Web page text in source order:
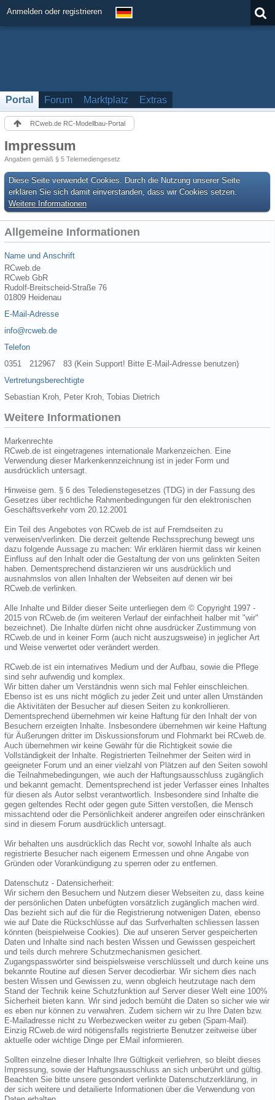
Anmelden oder registrieren
Portal Forum Marktplatz Extras
RCweb.de RC-Modellbau-Portal
Impressum
Angaben gemäß § 5 Telemediengesetz
Diese Seite verwendet Cookies. Durch die Nutzung unserer Seite
erklären Sie sich damit einverstanden, dass wir Cookies setzen.
Weitere Informationen
Allgemeine Informationen
Name und Anschrift
RCweb.de
RCweb GbR
Rudolf-Breitscheid-Straße 76
01809 Heidenau
E-Mail-Adresse
info@rcweb.de
Telefon
0351 212967 83 (Kein Support! Bitte E-Mail-Adresse benutzen)
Vertretungsberechtigte
Sebastian Kroh, Peter Kroh, Tobias Dietrich
Weitere Informationen
Markenrechte
RCweb.de ist eingetragenes internationale Markenzeichen. Eine
Verwendung dieser Markenkennzeichnung ist in jeder Form und
ausdrücklich untersagt.
Hinweise gem. § 6 des Teledienstegesetzes (TDG) in der Fassung des
Gesetzes über rechtliche Rahmenbedingungen für den elektronischen
Geschäftsverkehr vom 20.12.2001
Ein Teil des Angebotes von RCweb.de ist auf Fremdseiten zu
verweisen/verlinken. Die derzeit geltende Rechssprechung bewegt uns
dazu folgende Aussage zu machen: Wir erklären hiermit dass wir keinen
Einfluss auf den Inhalt oder die Gestaltung der von uns gelinkten Seiten
haben. Dementsprechend distanzieren wir uns ausdrücklich und
ausnahmslos von allen Inhalten der Webseiten auf denen wir bei
RCweb.de verlinken.
Alle Inhalte und Bilder dieser Seite unterliegen dem © Copyright 1997 -
2015 von RCweb.de (im weiteren Verlauf der einfachheit halber mit "wir"
bezeichnet). Die Inhalte dürfen nicht ohne ausdrücker Zustimmung von
RCweb.de und in keiner Form (auch nicht auszugsweise) in jeglicher Art
und Weise verwertet oder verändert werden.
RCweb.de ist ein internatives Medium und der Aufbau, sowie die Pflege
sind sehr aufwendig und komplex.
Wir bitten daher um Verständnis wenn sich mal Fehler einschleichen.
Ebenso ist es uns nicht möglich zu jeder Zeit und unter allen Umständen
die Aktivitäten der Besucher auf diesen Seiten zu konkrollieren.
Dementsprechend übernehmen wir keine Haftung für den Inhalt der von
Besuchern erzeigten Inhalte. Insbesondere übernehmen wir keine Haftung
für Äußerungen dritter im Diskussionsforum und Flohmarkt bei RCweb.de.
Auch übernehmen wir keine Gewähr für die Richtigkeit sowie die
Vollständigkeit der Inhalte. Registrierten Teilnehmer der Seiten wird in
geeigneter Forum und an einer vielzahl von Plätzen auf den Seiten sowohl
die Teilnahmebedingungen, wie auch der Haftungsausschluss zugänglich
und bekannt gemacht. Dementsprechend ist jeder Verfasser eines Inhaltes
für diesen als Autor selbst verantwortlich. Insbesondere sind Inhalte die
gegen geltendes Recht oder gegen gute Sitten verstoßen, die Mensch
missachtend oder die Persönlichkeit anderer angreifen oder einschränken
sind in diesem Forum ausdrücklich untersagt.
Wir behalten uns ausdrücklich das Recht vor, sowohl Inhalte als auch
registrierte Besucher nach eigenem Ermessen und ohne Angabe von
Gründen oder Vorankündigung zu sperren oder zu entfernen.
Datenschutz - Datensicherheit:
Wir sichern den Besuchern und Nutzern dieser Webseiten zu, dass keine
der persönlichen Daten unbefügten vorsätzlich zugänglich machen wird.
Das bezieht sich auf die für die Registrierung notwenigen Daten, ebenso
wie auf Date die Rückschlüsse auf das Surfverhalten schliessen lassen
könnten (beispielweise Cookies). Die auf unseren Server gespeicherten
Daten und Inhalte sind nach besten Wissen und Gewissen gespeichert
und teils durch mehrere Schutzmechanismen gesichert.
Zugangspasswörter sind beispielsweise verschlüsselt und durch keine uns
bekannte Routine auf diesen Server decodierbar. Wir sichern dies nach
besten Wissen und Gewissen zu, wenn obgleich heutzutage nach dem
Stand der Technik keine Schutzfunktion auf Server dieser Welt eine 100%
Sicherheit bieten kann. Wir sind jedoch bemüht die Daten so sicher wie wir
es eben nur können zu verwahren. Zudem sichern wir zu Ihre Daten bzw.
E-Mailadresse nicht zu Werbezwecken weiter zu geben (Spam-Mail).
Einzig RCweb.de wird nötigensfalls registrierte Benutzer zeitweise über
aktuelle oder wichtige Dinge per EMail informieren.
Sollten einzelne dieser Inhalte Ihre Gültigkeit verliehren, so bleibt dieses
Impressung, sowie der Haftungsausschluss an sich unberührt und gültig.
Beachten Sie bitte unsere gesondert verlinkte Datenschutzerklärung, in
der sich weitere und detailierte Informationen über die Verwendung von